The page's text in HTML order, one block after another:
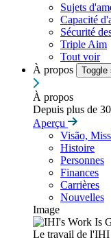
Sujets
Capacité
Sécurité
Triple Aim
Tout voir
À propos
Toggle
À propos
Depuis plus de
Aperçu
Visão,
Histoire
Personnes
Finances
Carrières
Nouvelles
Image
Le travail de l'IHI